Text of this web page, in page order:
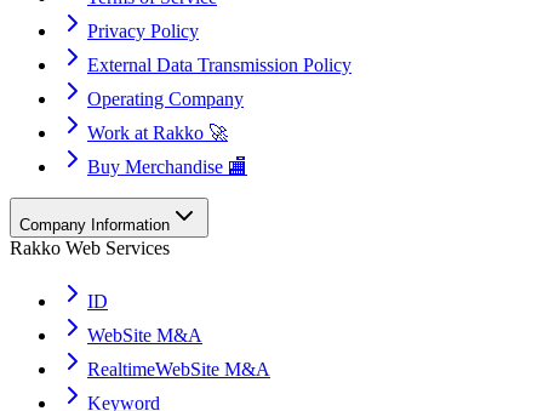
Privacy Policy
External Data Transmission Policy
Operating Company
Work at Rakko 🚀
Buy Merchandise 🏬
Company Information
Rakko Web Services
ID
WebSite M&A
RealtimeWebSite M&A
Keyword